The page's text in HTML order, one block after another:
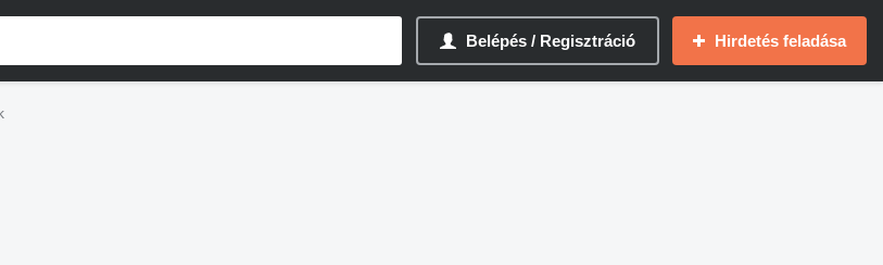
Belépés / Regisztráció Hirdetés feladása